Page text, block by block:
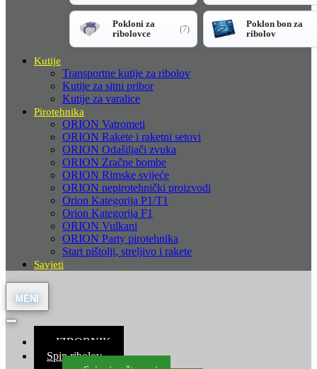
Pokloni za
ribolovce
(7)
Poklon bon za
ribolov
Kutije
Transportne kutije za ribolov
Kutije za sitni pribor
Kutije za varalice
Pirotehnika
ORION Vatrometi
ORION Rakete i raketni setovi
ORION Odašiljači zvuka
ORION Zračne bombe
ORION Rimske svijeće
ORION nepirotehnički proizvodi
Orion Kategorija P1/T1
Orion Kategorija F1
ORION Vulkani
ORION Party pirotehnika
Start pištolji, streljivo i rakete
Savjeti
≡ IZBORNIK
Spin ribolov